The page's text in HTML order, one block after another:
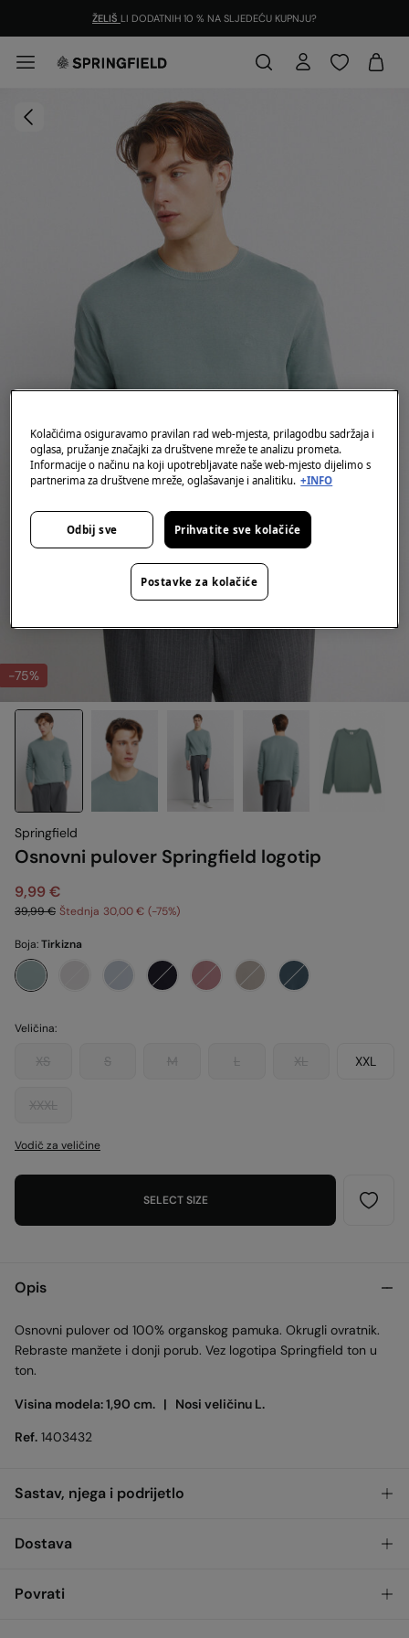
ŽELIŠ LI DODATNIH 10 % NA SLJEDEĆU KUPNJU?
-75%
Springfield
Osnovni pulover Springfield logotip
9,99 €
39,99 € Štednja 30,00 € 75
Boja:Tirkizna
Veličina:
XS S M L XL XXL
XXXL
Vodič za veličine
SELECT SIZE
Opis
Osnovni pulover od 100% organskog pamuka. Okrugli ovratnik.
Rebraste manžete i donji porub. Vez logotipa Springfield ton u
ton.
Visina modela: 1,90 cm. | Nosi veličinu L.
Ref. 1403432
Sastav, njega i podrijetlo
Sastav
Njega i održavanje
Dostava
Dostava u trgovinu
Povrati
Kolačićima osiguravamo pravilan rad web-mjesta, prilagodbu sadržaja i
oglasa, pružanje značajki za društvene mreže te analizu prometa.
Informacije o načinu na koji upotrebljavate naše web-mjesto dijelimo s
partnerima za društvene mreže, oglašavanje i analitiku. +INFO
Odbij sve Prihvatite sve kolačiće
Postavke za kolačiće